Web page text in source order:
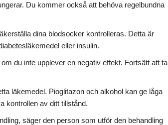
Du kommer också att behöva regelbundna
dina blodsocker kontrolleras. Detta är
eller insulin.
du inte upplever en negativ effekt. Fortsätt att ta
läkemedel. Pioglitazon och alkohol kan ge låga
kontrollen av ditt tillstånd.
säger den person som utför den behandling